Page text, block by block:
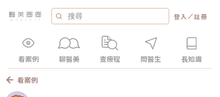
登入 ／註冊
看案例 聊醫美 查療程 問醫生 長知識
看案例